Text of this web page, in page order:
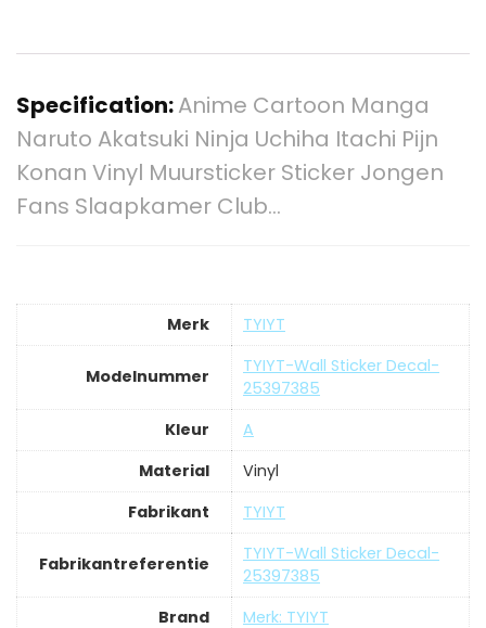
Specification:Anime Cartoon Manga
Naruto Akatsuki Ninja Uchiha Itachi Pijn
Konan Vinyl Muursticker Sticker Jongen
Fans Slaapkamer Club…
Merk ‎TYIYT
Modelnummer
‎TYIYT-Wall Sticker Decal-
25397385
Kleur
‎A
Material
‎Vinyl
Fabrikant
‎TYIYT
Fabrikantreferentie
‎TYIYT-Wall Sticker Decal-
25397385
Brand
Merk: TYIYT